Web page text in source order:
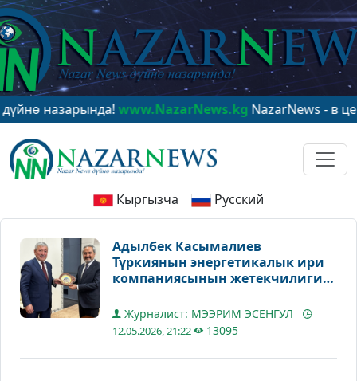
www.NazarNews.kgNazarNews - в центре
Кыргызча Русский
Адылбек Касымалиев
Түркиянын энергетикалык ири
компаниясынын жетекчилиги
маселелерин талкуулады
Журналист: МЭЭРИМ ЭСЕНГУЛ
12.05.2026, 21:22 13095